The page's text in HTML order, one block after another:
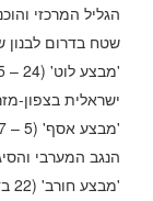
הגליל המרכזי
שטח בדרום
ישראלית בצפון-
הנגב המערבי